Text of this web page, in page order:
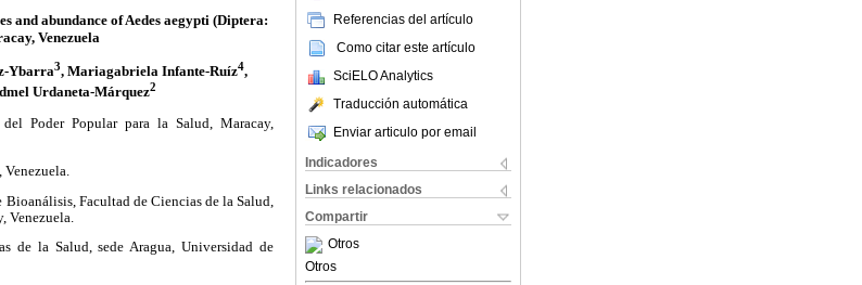
Referencias del artículo
Como citar este artículo
SciELO Analytics
Traducción automática
Enviar articulo por email
Indicadores
Links relacionados
Compartir
Otros
Otros
and abundance of Aedes aegypti (Diptera:
Venezuela
Ybarra3, Mariagabriela Infante-Ruíz4,
Urdaneta-Márquez2
Poder Popular para la Salud, Maracay,
Venezuela.
Bioanálisis, Facultad de Ciencias de la Salud,
Venezuela.
de la Salud, sede Aragua, Universidad de